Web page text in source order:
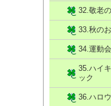
32.敬老
33.秋の
34.運動
35.ハイ
ック
36.ハロ